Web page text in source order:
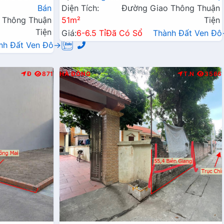
Bán
Thuận
Tiện
Đất Ven Đô→
Diện Tích:
51m²
Đường Giao Thông Thuận
Tiện
Giá:6-6.5 TỉĐã Có Sổ Thành Đất Ven
Đ 871 HÀ ĐÔNG T.N 3566